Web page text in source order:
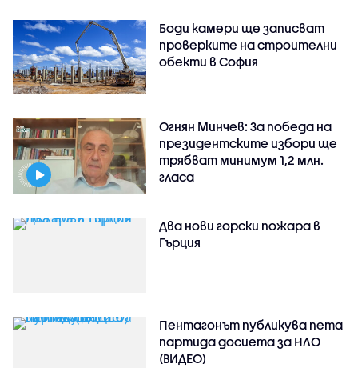
Боди камери ще записват
проверките на строителни
обекти в София
Огнян Минчев: За победа на
президентските избори ще
трябват минимум 1,2 млн.
гласа
Два нови горски пожара в
Гърция
Пентагонът публикува пета
партида досиета за НЛО
(ВИДЕО)